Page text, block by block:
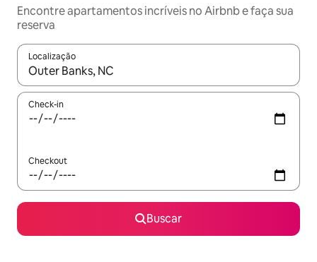
Encontre apartamentos incríveis no Airbnb e faça sua
reserva
Localização
Quando os resultados estiverem disponíveis, explore-os
Check-in
Checkout
Buscar